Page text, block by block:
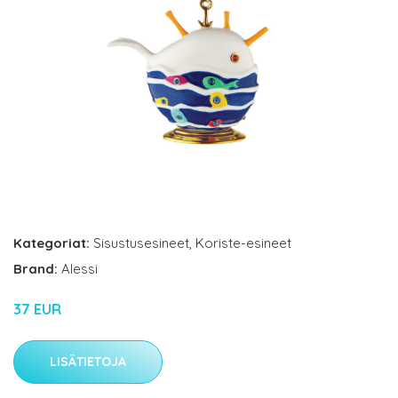
Kategoriat: Sisustusesineet, Koriste-esineet
Brand: Alessi
37 EUR
LISÄTIETOJA